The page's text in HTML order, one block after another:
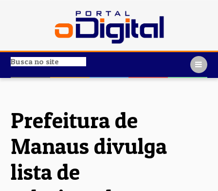
Prefeitura de
Manaus divulga
lista de